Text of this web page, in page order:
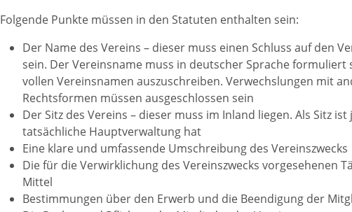
Folgende Punkte müssen in den Statuten enthalten sein:
Der Name des Vereins – dieser muss einen Schluss auf den
sein. Der Vereinsname muss in deutscher Sprache formuliert
vollen Vereinsnamen auszuschreiben. Verwechslungen mit
Rechtsformen müssen ausgeschlossen sein
Der Sitz des Vereins – dieser muss im Inland liegen. Als Sitz
tatsächliche Hauptverwaltung hat
Eine klare und umfassende Umschreibung des Vereinszwecks
Die für die Verwirklichung des Vereinszwecks vorgesehenen
Mittel
Bestimmungen über den Erwerb und die Beendigung der